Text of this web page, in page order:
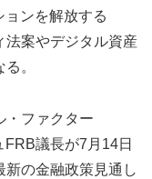
ョンを解放する
法案やデジタル資産
。
・ファクター
FRB議長が7月14日
新の金融政策見通し